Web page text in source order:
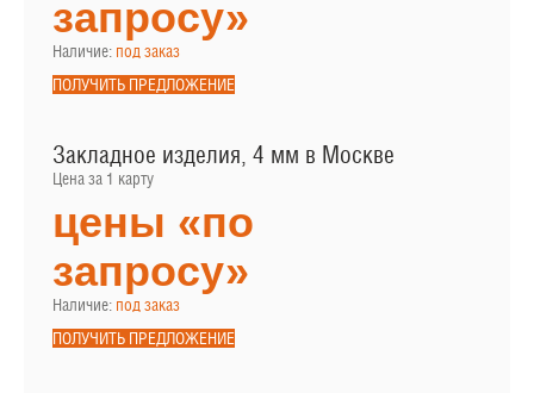
запросу»
Наличие: под заказ
ПОЛУЧИТЬ ПРЕДЛОЖЕНИЕ
Закладное изделия, 4 мм в Москве
Цена за 1 карту
цены «по
запросу»
Наличие: под заказ
ПОЛУЧИТЬ ПРЕДЛОЖЕНИЕ